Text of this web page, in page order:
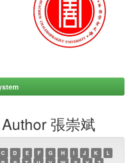
張崇斌
C D E F G H I J K
L